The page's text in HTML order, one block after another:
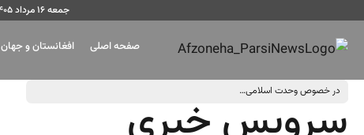
جمعه ۱۶ مرداد ۱۴۰۵
صفحه اصلی افغانستان و جهان
در خصوص وحدت اسلامی، عدالت و حقوق مردم افغانستان